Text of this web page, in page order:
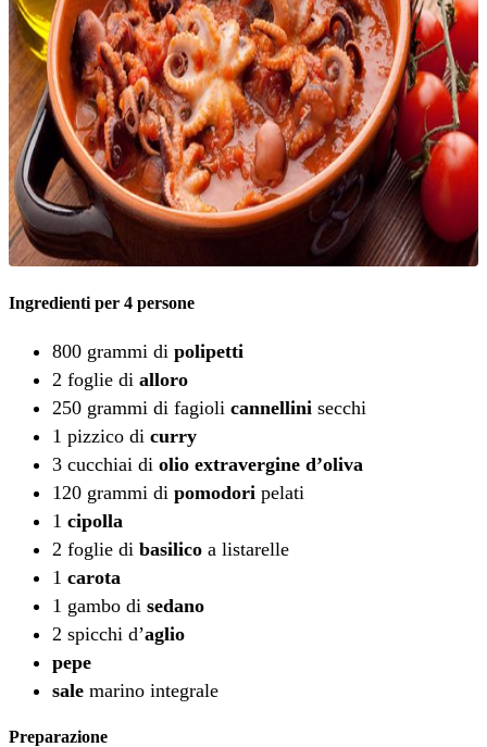
Ingredienti per 4 persone
800 grammi di polipetti
2 foglie di alloro
250 grammi di fagioli cannellini secchi
1 pizzico di curry
3 cucchiai di olio extravergine d’oliva
120 grammi di pomodori pelati
1 cipolla
2 foglie di basilico a listarelle
1 carota
1 gambo di sedano
2 spicchi d’aglio
pepe
sale marino integrale
Preparazione